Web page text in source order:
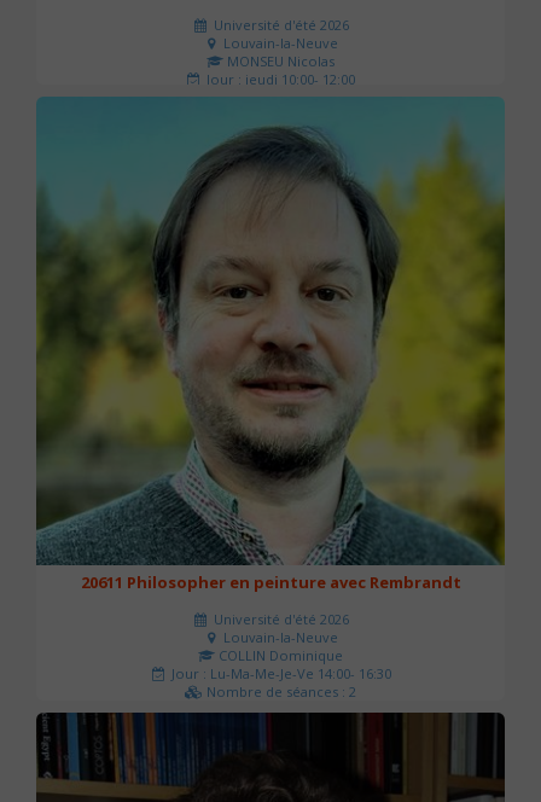
Université d'été 2026
Louvain-la-Neuve
MONSEU Nicolas
Jour : jeudi 10:00- 12:00
Nombre de séances : 1
20611 Philosopher en peinture avec Rembrandt
Université d'été 2026
Louvain-la-Neuve
COLLIN Dominique
Jour : Lu-Ma-Me-Je-Ve 14:00- 16:30
Nombre de séances : 2
51 €